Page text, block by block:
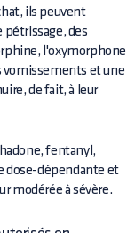
ils peuvent
des
l'oxymorphone
vomissements et une
de fait, à leur
fentanyl,
dose-dépendante et
modérée à sévère.